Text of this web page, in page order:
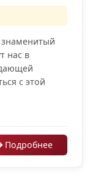
нас в
с этой
Подробнее